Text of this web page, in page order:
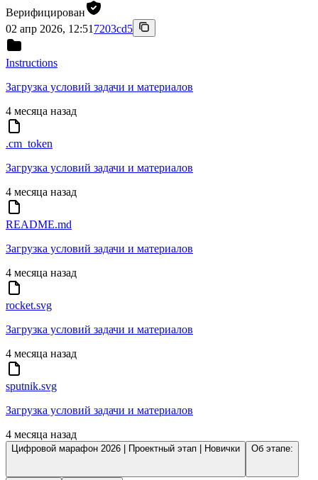
Верифицирован
02 апр 2026, 12:51 7203cd5
Instructions
Загрузка условий задачи и материалов
4 месяца назад
.cm_token
Загрузка условий задачи и материалов
4 месяца назад
README.md
Загрузка условий задачи и материалов
4 месяца назад
rocket.svg
Загрузка условий задачи и материалов
4 месяца назад
sputnik.svg
Загрузка условий задачи и материалов
4 месяца назад
Цифровой марафон 2026 | Проектный этап | Новички Об этапе: